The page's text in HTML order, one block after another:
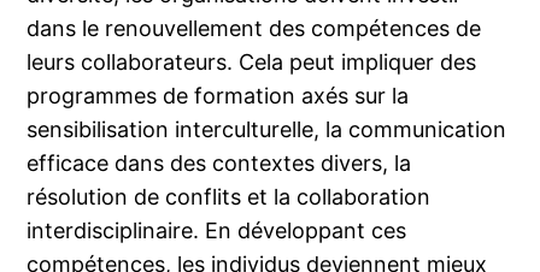
dans le renouvellement des compétences de
leurs collaborateurs. Cela peut impliquer des
programmes de formation axés sur la
sensibilisation interculturelle, la communication
efficace dans des contextes divers, la
résolution de conflits et la collaboration
interdisciplinaire. En développant ces
compétences, les individus deviennent mieux